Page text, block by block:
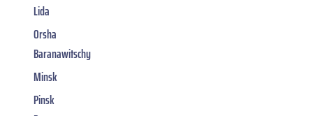
Lida
Orsha
Baranawitschy
Minsk
Pinsk